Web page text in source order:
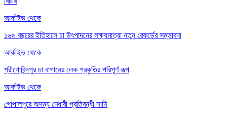
আর্কাইভ থেকে
১৬৯ বছরের ইতিহাসে চা উৎপাদনের লক্ষ্যমাত্রা নতুন রেকর্ডের সম্ভাবনা
আর্কাইভ থেকে
শ্রীগোবিন্দপুর চা বাগানের লেক প্রকৃতির পরিপূর্ণ রূপ
আর্কাইভ থেকে
গোপালপুরে অদম্য মেধাবী প্রতিবন্ধী সামি